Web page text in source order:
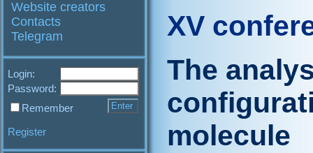
Website creators
Contacts
Telegram
Login:
Password:
Remember
Register
XV
The
molecule